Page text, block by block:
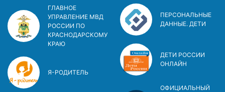
ГЛАВНОЕ
УПРАВЛЕНИЕ МВД
РОССИИ ПО
КРАСНОДАРСКОМУ
КРАЮ
Я-РОДИТЕЛЬ
ПЕРСОНАЛЬНЫЕ
ДАННЫЕ. ДЕТИ
ДЕТИ РОССИИ
ОНЛАЙН
ОФИЦИАЛЬНЫЙ